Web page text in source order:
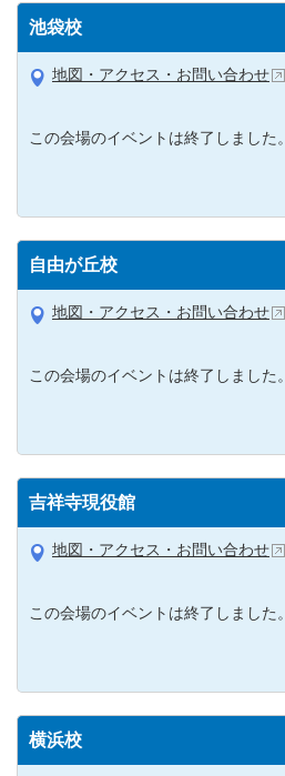
池袋校
地図・アクセス・お問い合わせ
この会場のイベントは終了しました。
自由が丘校
地図・アクセス・お問い合わせ
この会場のイベントは終了しました。
吉祥寺現役館
地図・アクセス・お問い合わせ
この会場のイベントは終了しました。
横浜校